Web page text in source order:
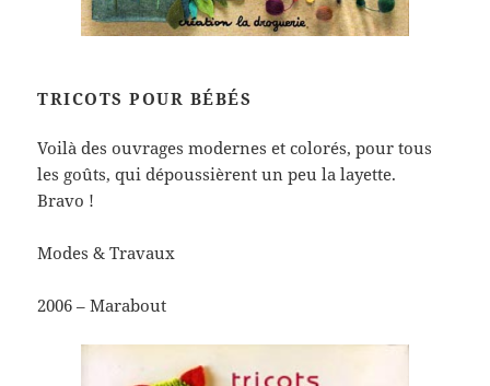
TRICOTS POUR BÉBÉS
Voilà des ouvrages modernes et colorés, pour tous
les goûts, qui dépoussièrent un peu la layette.
Bravo !
Modes & Travaux
2006 – Marabout